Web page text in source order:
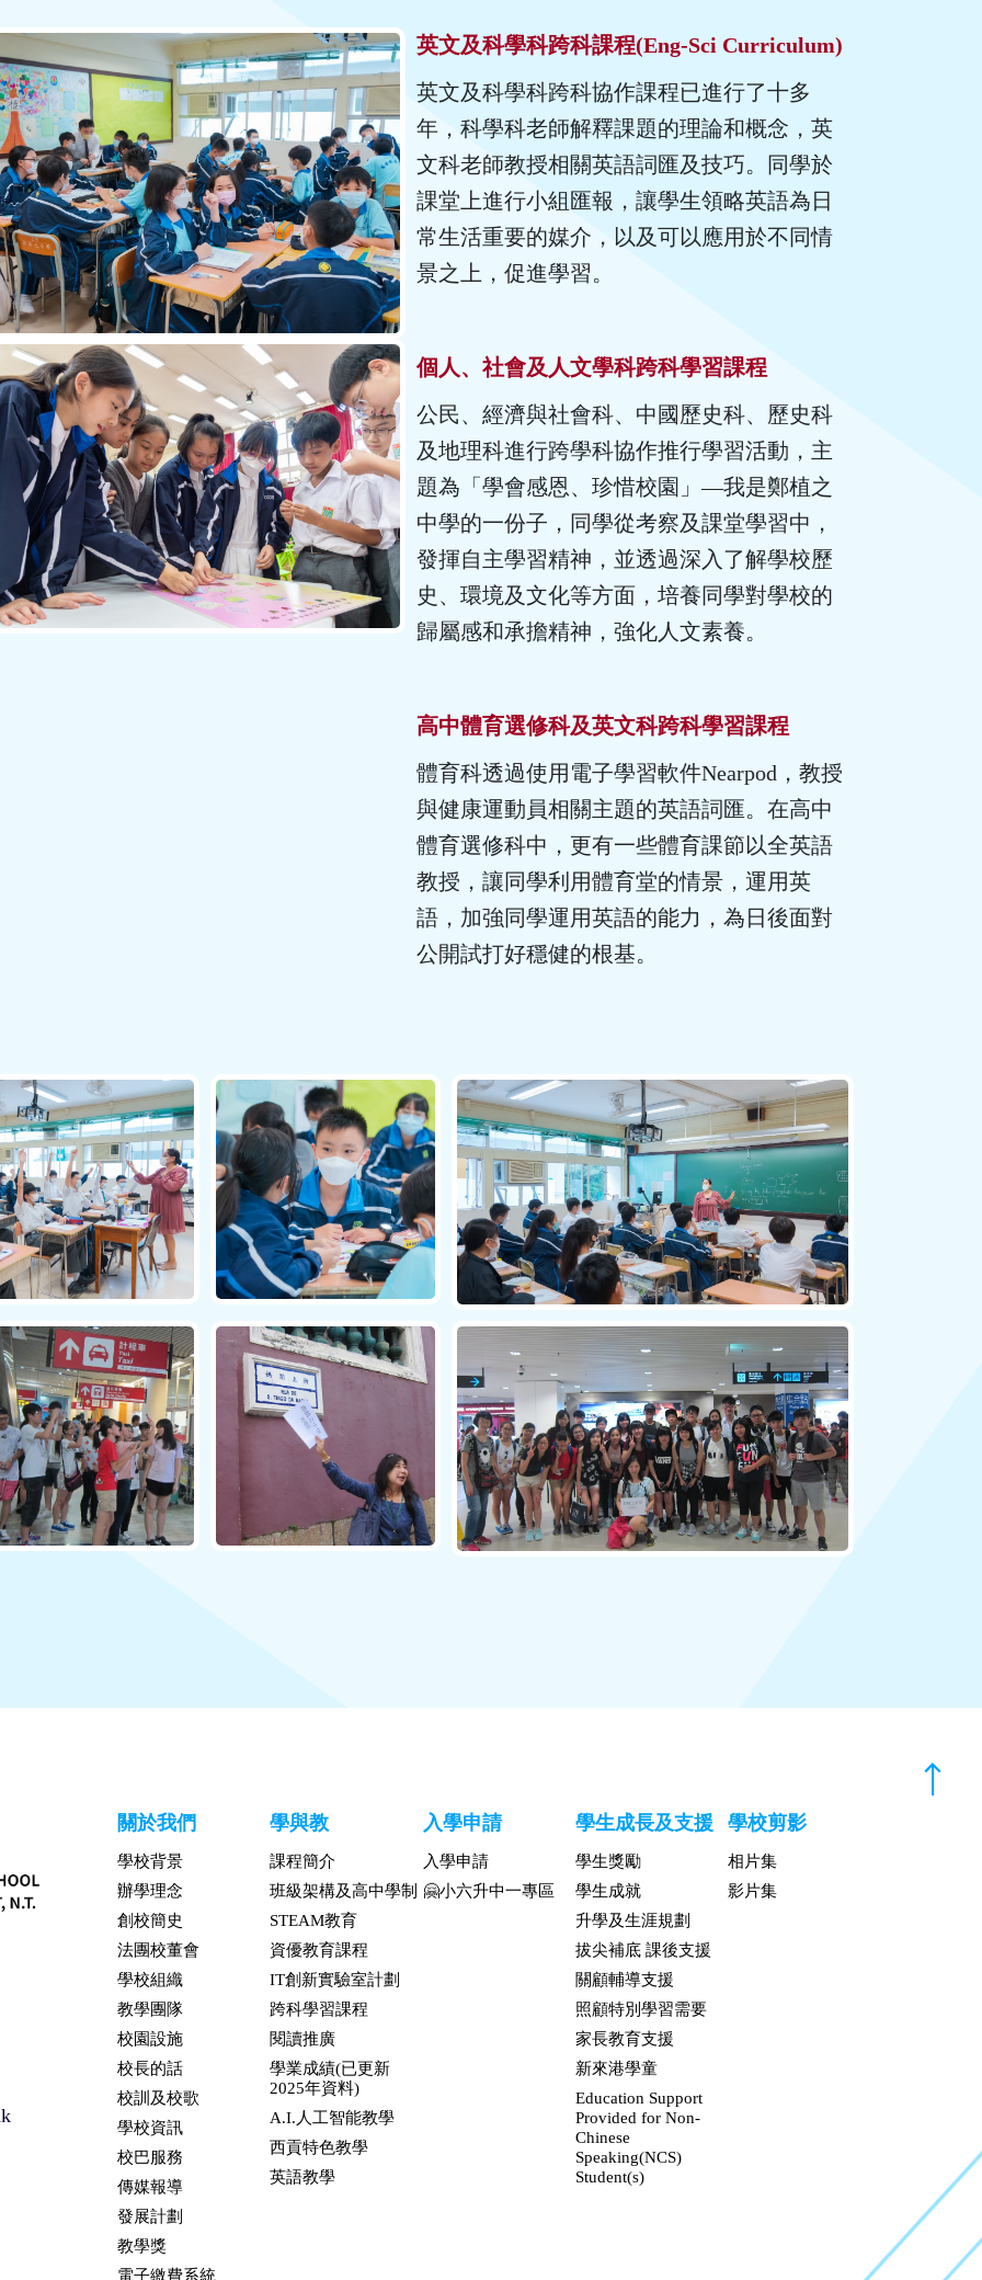
英文及科學科跨科課程(Eng-Sci Curriculum)
英文及科學科跨科協作課程已進行了十多
年，科學科老師解釋課題的理論和概念，英
文科老師教授相關英語詞匯及技巧。同學於
課堂上進行小組匯報，讓學生領略英語為日
常生活重要的媒介，以及可以應用於不同情
景之上，促進學習。
個人、社會及人文學科跨科學習課程
公民、經濟與社會科、中國歷史科、歷史科
及地理科進行跨學科協作推行學習活動，主
題為「學會感恩、珍惜校園」—我是鄭植之
中學的一份子，同學從考察及課堂學習中，
發揮自主學習精神，並透過深入了解學校歷
史、環境及文化等方面，培養同學對學校的
歸屬感和承擔精神，強化人文素養。
高中體育選修科及英文科跨科學習課程
體育科透過使用電子學習軟件Nearpod，教授
與健康運動員相關主題的英語詞匯。在高中
體育選修科中，更有一些體育課節以全英語
教授，讓同學利用體育堂的情景，運用英
語，加強同學運用英語的能力，為日後面對
公開試打好穩健的根基。
關於我們
學校背景
辦學理念
創校簡史
法團校董會
學校組織
教學團隊
校園設施
校長的話
校訓及校歌
學校資訊
校巴服務
傳媒報導
發展計劃
教學獎
電子繳費系統
學與教
課程簡介
班級架構及高中學制
STEAM教育
資優教育課程
IT創新實驗室計劃
跨科學習課程
閱讀推廣
學業成績(已更新
2025年資料)
A.I.人工智能教學
西貢特色教學
英語教學
入學申請
入學申請
🤗小六升中一專區
學生成長及支援
學生獎勵
學生成就
升學及生涯規劃
拔尖補底 課後支援
關顧輔導支援
照顧特別學習需要
家長教育支援
新來港學童
Education Support
Provided for Non-
Chinese
Speaking(NCS)
Student(s)
學校剪影
相片集
影片集